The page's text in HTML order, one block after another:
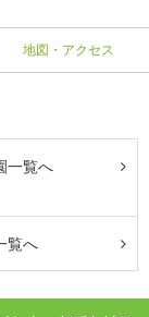
地図・アクセス
一覧へ
覧へ